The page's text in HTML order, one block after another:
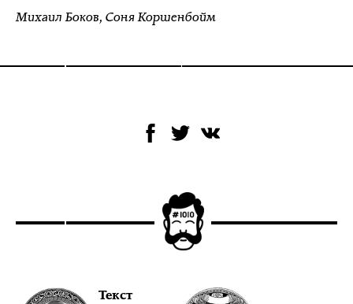
Михаил Боков, Соня Коршенбойм
Текст